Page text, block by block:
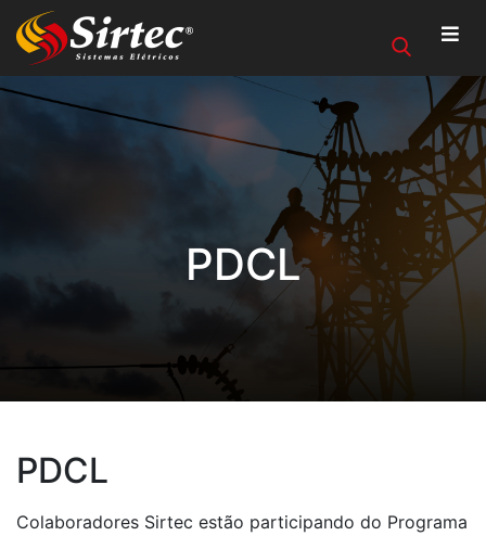
PDCL
PDCL
Colaboradores Sirtec estão participando do Programa